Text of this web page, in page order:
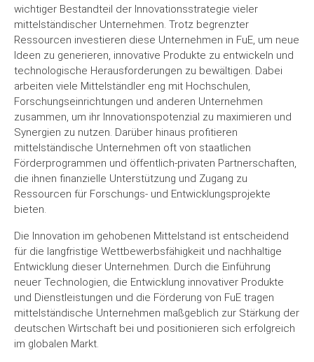
wichtiger Bestandteil der Innovationsstrategie vieler
mittelständischer Unternehmen. Trotz begrenzter
Ressourcen investieren diese Unternehmen in FuE, um neue
Ideen zu generieren, innovative Produkte zu entwickeln und
technologische Herausforderungen zu bewältigen. Dabei
arbeiten viele Mittelständler eng mit Hochschulen,
Forschungseinrichtungen und anderen Unternehmen
zusammen, um ihr Innovationspotenzial zu maximieren und
Synergien zu nutzen. Darüber hinaus profitieren
mittelständische Unternehmen oft von staatlichen
Förderprogrammen und öffentlich-privaten Partnerschaften,
die ihnen finanzielle Unterstützung und Zugang zu
Ressourcen für Forschungs- und Entwicklungsprojekte
bieten.
Die Innovation im gehobenen Mittelstand ist entscheidend
für die langfristige Wettbewerbsfähigkeit und nachhaltige
Entwicklung dieser Unternehmen. Durch die Einführung
neuer Technologien, die Entwicklung innovativer Produkte
und Dienstleistungen und die Förderung von FuE tragen
mittelständische Unternehmen maßgeblich zur Stärkung der
deutschen Wirtschaft bei und positionieren sich erfolgreich
im globalen Markt.